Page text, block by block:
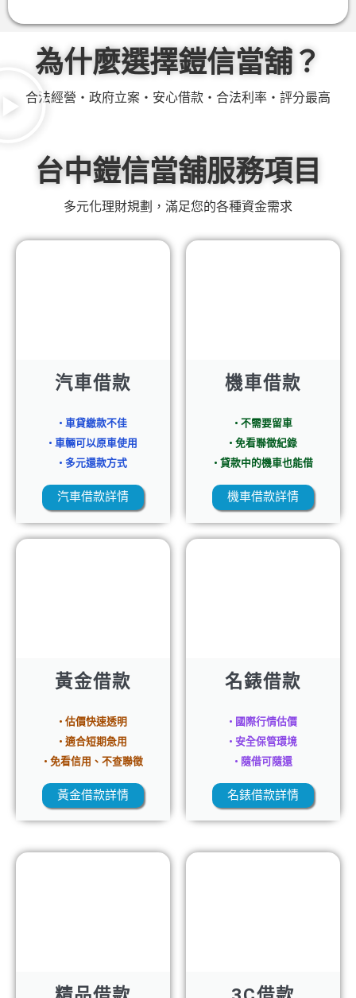
為什麼選擇鎧信當舖？
合法經營・政府立案・安心借款・合法利率・評分最高
台中鎧信當舖服務項目
多元化理財規劃，滿足您的各種資金需求
汽車借款
• 車貸繳款不佳
• 車輛可以原車使用
• 多元還款方式
汽車借款詳情
機車借款
• 不需要留車
• 免看聯徵紀錄
• 貸款中的機車也能借
機車借款詳情
黃金借款
• 估價快速透明
• 適合短期急用
• 免看信用、不查聯徵
黃金借款詳情
名錶借款
• 國際行情估價
• 安全保管環境
• 隨借可隨還
名錶借款詳情